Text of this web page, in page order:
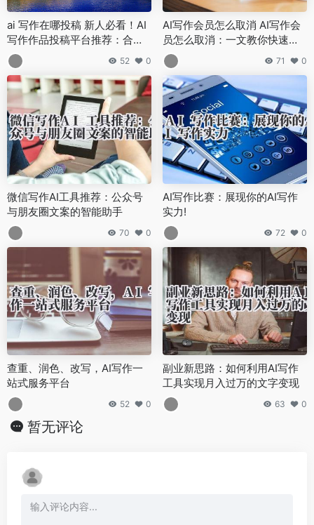
ai 写作在哪投稿 新人必看！AI
写作作品投稿平台推荐：合规
渠道与收益模式解析
52 0
AI写作会员怎么取消 AI写作会
员怎么取消：一文教你快速操
作
71 0
微信写作AI工具推荐：公众号
与朋友圈文案的智能助手
70 0
AI写作比赛：展现你的AI写作
实力!
72 0
查重、润色、改写，AI写作一
站式服务平台
52 0
副业新思路：如何利用AI写作
工具实现月入过万的文字变现
63 0
暂无评论